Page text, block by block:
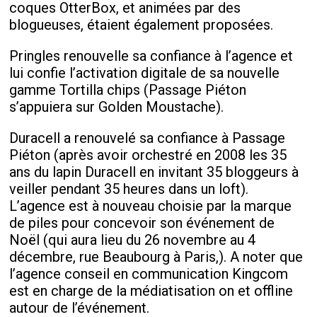
coques OtterBox, et animées par des
blogueuses, étaient également proposées.
Pringles renouvelle sa confiance à l’agence et
lui confie l’activation digitale de sa nouvelle
gamme Tortilla chips (Passage Piéton
s’appuiera sur Golden Moustache).
Duracell a renouvelé sa confiance à Passage
Piéton (après avoir orchestré en 2008 les 35
ans du lapin Duracell en invitant 35 bloggeurs à
veiller pendant 35 heures dans un loft).
L’agence est à nouveau choisie par la marque
de piles pour concevoir son événement de
Noël (qui aura lieu du 26 novembre au 4
décembre, rue Beaubourg à Paris,). A noter que
l’agence conseil en communication Kingcom
est en charge de la médiatisation on et offline
autour de l’événement.